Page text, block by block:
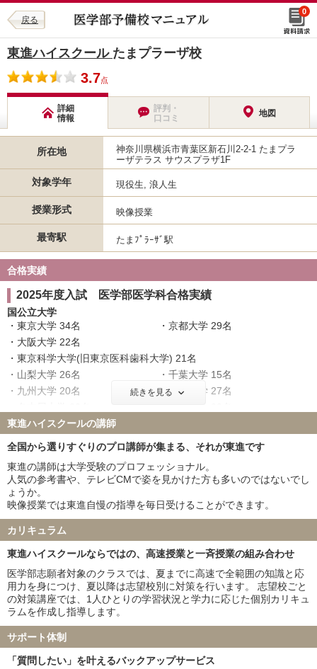
戻る
0
東進ハイスクール たまプラーザ校
3.7点
詳細
情報
評判・
口コミ
地図
所在地
神奈川県横浜市青葉区新石川2-2-1 たまプラ
ーザテラス サウスプラザ1F
対象学年 現役生, 浪人生
授業形式 映像授業
最寄駅 たまﾌﾟﾗｰｻﾞ駅
合格実績
2025年度入試 医学部医学科合格実績
国公立大学
東京大学 34名
京都大学 29名
大阪大学 22名
東京科学大学(旧東京医科歯科大学) 21名
山梨大学 26名
千葉大学 15名
九州大学 20名
東北大学 27名
北海道大学 16名
横浜市立大学 11名
広島大学 21名
奈良県立医科大学 16名
筑波大学 18名
名古屋市立大学 14名
京都府立医科大学 9名
岡山大学 17名
信州大学 19名
金沢大学 23名
新潟大学 22名
浜松医科大学 16名
三重大学 22名
滋賀医科大学 10名
熊本大学 12名
和歌山県立医科大学 14名
群馬大学 13名
富山大学 14名
岐阜大学 23名
鹿児島大学 18名
山口大学 25名
愛媛大学 22名
香川大学 7名
福井大学 22名
弘前大学 19名
琉球大学 21名
続きを見る
東進ハイスクールの講師
全国から選りすぐりのプロ講師が集まる、それが東進です
東進の講師は大学受験のプロフェッショナル。
人気の参考書や、テレビCMで姿を見かけた方も多いのではないでし
ょうか。
映像授業では東進自慢の指導を毎日受けることができます。
カリキュラム
東進ハイスクールならではの、高速授業と一斉授業の組み合わせ
医学部志願者対象のクラスでは、夏までに高速で全範囲の知識と応
用力を身につけ、夏以降は志望校別に対策を行います。 志望校ごと
の対策講座では、1人ひとりの学習状況と学力に応じた個別カリキュ
ラムを作成し指導します。
サポート体制
「質問したい」を叶えるバックアップサービス